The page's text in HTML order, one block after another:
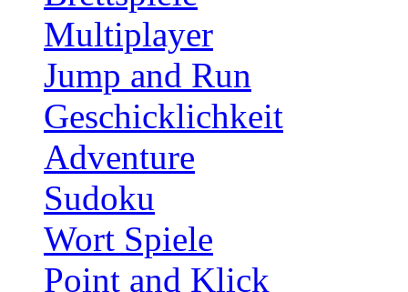
Multiplayer
Jump and Run
Geschicklichkeit
Adventure
Sudoku
Wort Spiele
Point and Klick